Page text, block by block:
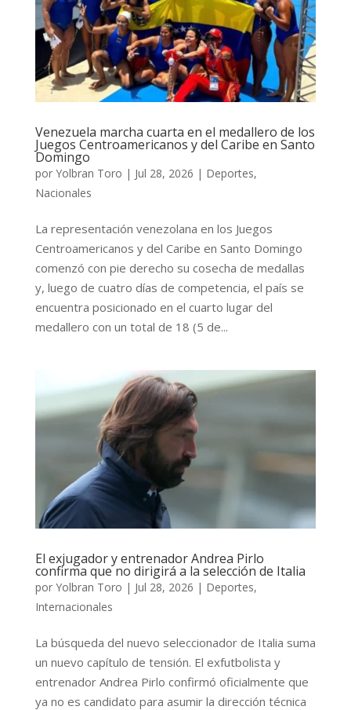
Venezuela marcha cuarta en el medallero de los
Juegos Centroamericanos y del Caribe en Santo
Domingo
por Yolbran Toro | Jul 28, 2026 | Deportes,
Nacionales
La representación venezolana en los Juegos
Centroamericanos y del Caribe en Santo Domingo
comenzó con pie derecho su cosecha de medallas
y, luego de cuatro días de competencia, el país se
encuentra posicionado en el cuarto lugar del
medallero con un total de 18 (5 de...
El exjugador y entrenador Andrea Pirlo
confirma que no dirigirá a la selección de Italia
por Yolbran Toro | Jul 28, 2026 | Deportes,
Internacionales
La búsqueda del nuevo seleccionador de Italia suma
un nuevo capítulo de tensión. El exfutbolista y
entrenador Andrea Pirlo confirmó oficialmente que
ya no es candidato para asumir la dirección técnica